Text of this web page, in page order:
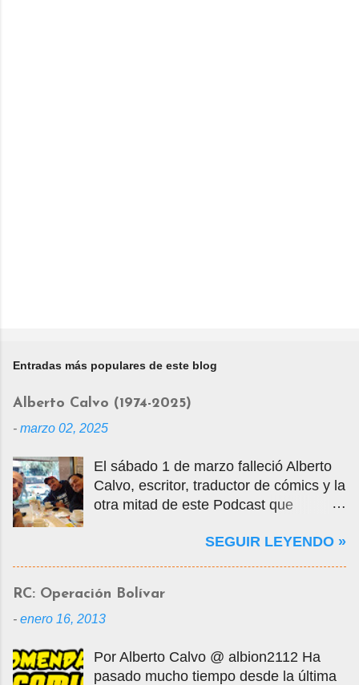
Entradas más populares de este blog
Alberto Calvo (1974-2025)
- marzo 02, 2025
El sábado 1 de marzo falleció Alberto
Calvo, escritor, traductor de cómics y la
otra mitad de este Podcast que
14 años. La foto que ven es una selfie
mis vacaciones, justo antes de que
empezara la pandemia por el Covid-
gentileza de mostrarme muchos
lugares de la ciudad y ayudarme a
SEGUIR LEYENDO »
RC: Operación Bolívar
- enero 16, 2013
Por Alberto Calvo @ albion2112 Ha
pasado mucho tiempo desde la última